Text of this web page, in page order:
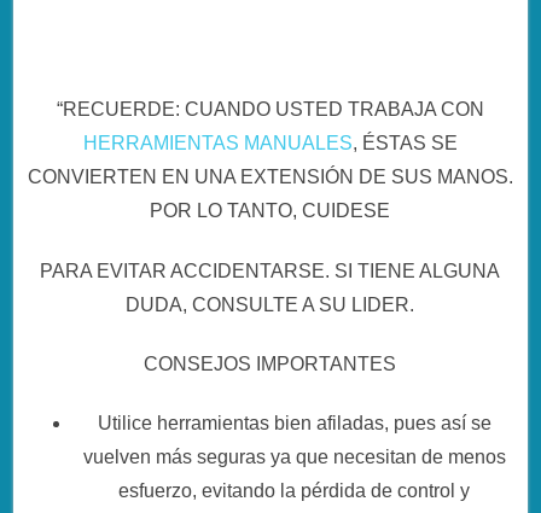
“RECUERDE: CUANDO USTED TRABAJA CON
HERRAMIENTAS MANUALES, ÉSTAS SE
CONVIERTEN EN UNA EXTENSIÓN DE SUS MANOS.
POR LO TANTO, CUIDESE
PARA EVITAR ACCIDENTARSE. SI TIENE ALGUNA
DUDA, CONSULTE A SU LIDER.
CONSEJOS IMPORTANTES
Utilice herramientas bien afiladas, pues así se
vuelven más seguras ya que necesitan de menos
esfuerzo, evitando la pérdida de control y